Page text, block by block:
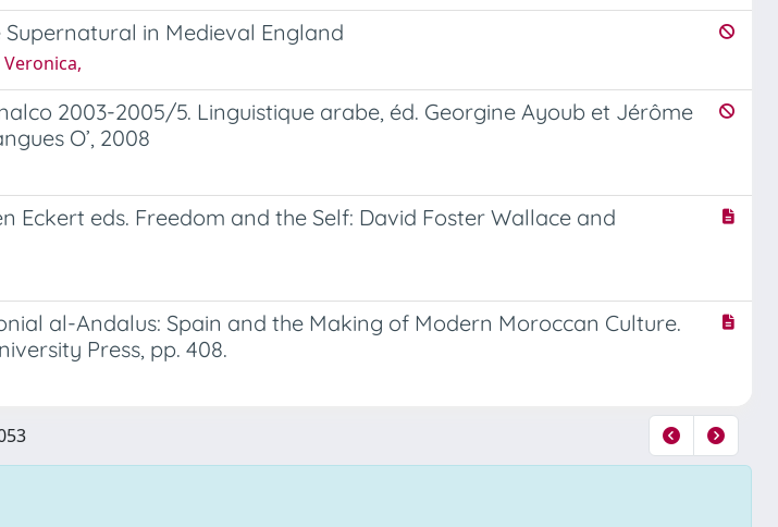
Supernatural in Medieval England
2003-2005/5. Linguistique arabe, éd. Georgine Ayoub et Jérôme
O’, 2008
Eckert eds. Freedom and the Self: David Foster Wallace and
al-Andalus: Spain and the Making of Modern Moroccan Culture.
Press, pp. 408.